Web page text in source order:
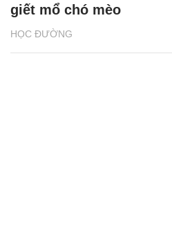
HỌC ĐƯỜNG
giết mổ chó mèo